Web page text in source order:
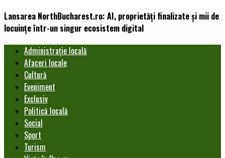
Lansarea NorthBucharest.ro: AI, proprietăți finalizate și mii de
locuințe într-un singur ecosistem digital
Administrație locală
Afaceri locale
Cultură
Eveniment
Exclusiv
Politică locală
Social
Sport
Turism